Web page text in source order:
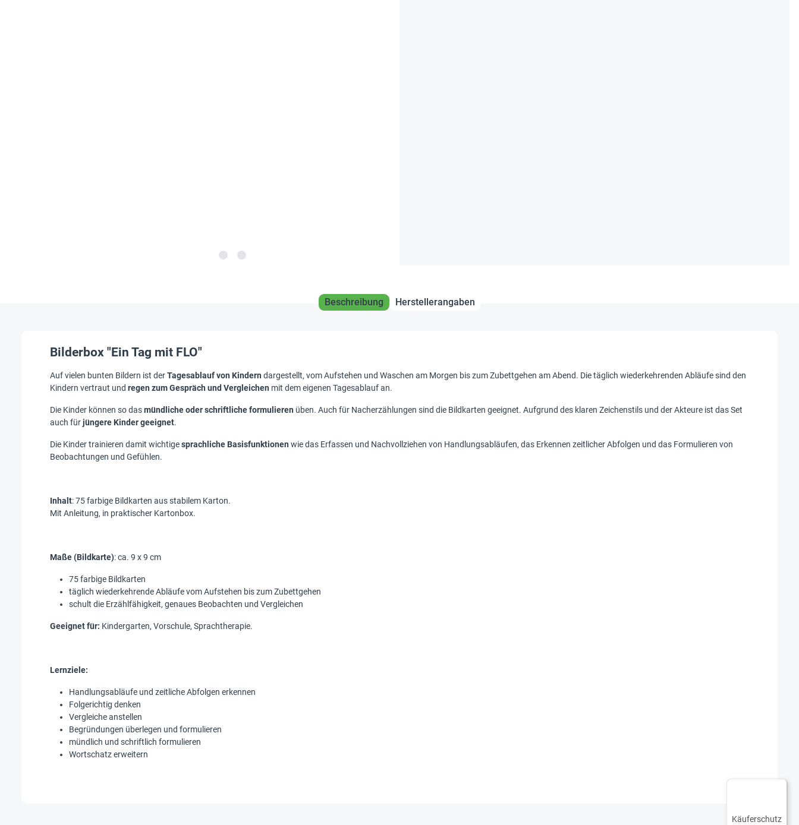
Beschreibung Herstellerangaben
Bilderbox "Ein Tag mit FLO"
Auf vielen bunten Bildern ist derTagesablauf von Kindern dargestellt, vom Aufstehen und Waschen am Morgen bis zum Zubettgehen am Abend. Die täglich wiederkehrenden Abläufe sind den
Kindern vertraut und regen zum Gespräch und Vergleichen mit dem eigenen Tagesablauf an.
Die Kinder können so dasmündliche oder schriftliche formulieren üben. Auch für Nacherzählungen sind die Bildkarten geeignet. Aufgrund des klaren Zeichenstils und der Akteure ist das Set
auch fürjüngere Kinder geeignet.
Die Kinder trainieren damit wichtigesprachliche Basisfunktionen wie das Erfassen und Nachvollziehen von Handlungsabläufen, das Erkennen zeitlicher Abfolgen und das Formulieren von
Beobachtungen und Gefühlen.
Inhalt: 75 farbige Bildkarten aus stabilem Karton.
Mit Anleitung, in praktischer Kartonbox.
Maße (Bildkarte): ca. 9 x 9 cm
75 farbige Bildkarten
täglich wiederkehrende Abläufe vom Aufstehen bis zum Zubettgehen
schult die Erzählfähigkeit, genaues Beobachten und Vergleichen
Geeignet für: Kindergarten, Vorschule, Sprachtherapie.
Lernziele:
Handlungsabläufe und zeitliche Abfolgen erkennen
Folgerichtig denken
Vergleiche anstellen
Begründungen überlegen und formulieren
mündlich und schriftlich formulieren
Wortschatz erweitern
Käuferschutz